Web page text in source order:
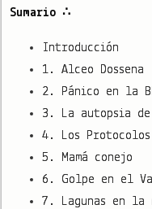
Sumario ∴
Introducción
1. Alceo Dossena
2. Pánico en la
3. La autopsia
4. Los
5. Mamá conejo
6. Golpe en el
7. Lagunas en la